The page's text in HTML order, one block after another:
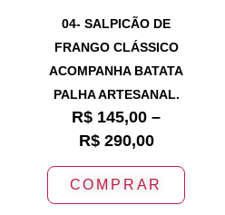
04- SALPICÃO DE
FRANGO CLÁSSICO
ACOMPANHA BATATA
PALHA ARTESANAL.
R$ 145,00 –
R$290,00
COMPRAR